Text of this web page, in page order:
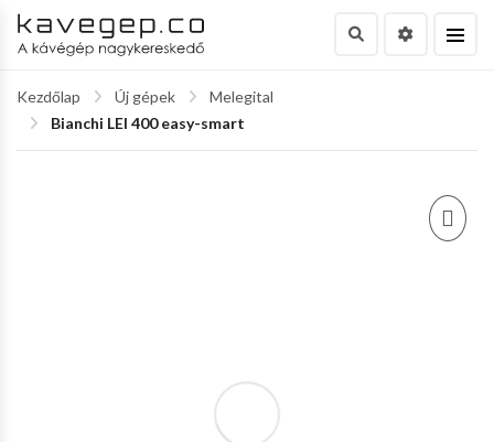
Kezdőlap Új gépek
Melegital
Bianchi LEI 400 easy-smart